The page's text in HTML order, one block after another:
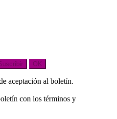
OK
aceptación al boletín.
con los términos y